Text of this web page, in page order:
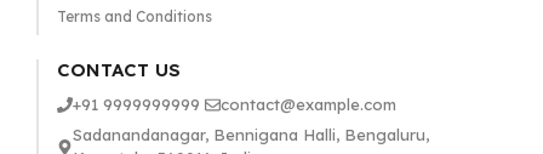
Terms and Conditions
CONTACT US
+91 9999999999
contact@example.com
Sadanandanagar, Bennigana Halli, Bengaluru,